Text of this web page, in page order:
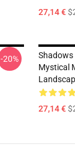
27,14 €
-20%
Shadows
Mystical
27,14 €